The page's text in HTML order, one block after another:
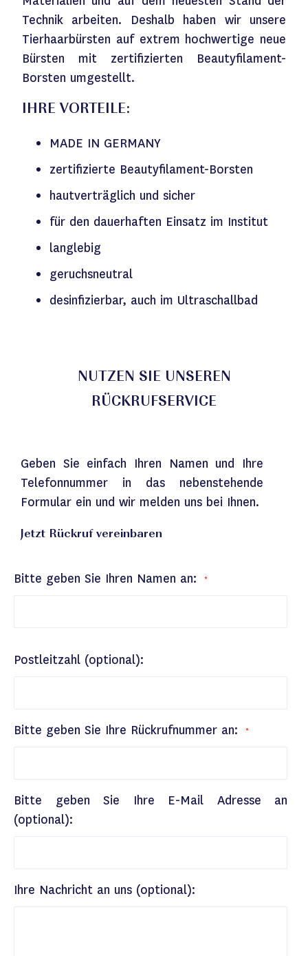
Technik arbeiten. Deshalb haben wir unsere
Tierhaarbürsten auf extrem hochwertige neue
Bürsten mit zertifizierten Beautyfilament-
Borsten umgestellt.
IHRE VORTEILE:
MADE IN GERMANY
zertifizierte Beautyfilament-Borsten
hautverträglich und sicher
für den dauerhaften Einsatz im Institut
langlebig
geruchsneutral
desinfizierbar, auch im Ultraschallbad
NUTZEN SIE UNSEREN
RÜCKRUFSERVICE
Geben Sie einfach Ihren Namen und Ihre
Telefonnummer in das nebenstehende
Formular ein und wir melden uns bei Ihnen.
Jetzt Rückruf vereinbaren
Bitte geben Sie Ihren Namen an:
Postleitzahl (optional):
Bitte geben Sie Ihre Rückrufnummer an:
Bitte geben Sie Ihre E-Mail Adresse an
(optional):
Ihre Nachricht an uns (optional):